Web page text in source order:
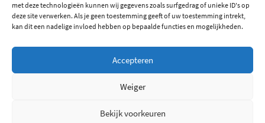
met deze technologieën kunnen wij gegevens zoals surfgedrag of unieke ID's op
deze site verwerken. Als je geen toestemming geeft of uw toestemming intrekt,
kan dit een nadelige invloed hebben op bepaalde functies en mogelijkheden.
Accepteren
Weiger
Bekijk voorkeuren
OPENINGSTIJDEN
© 2026 Alle rechten voorbehouden